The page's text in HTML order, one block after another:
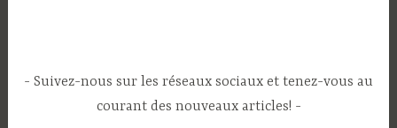
Suivez-nous sur les réseaux sociaux et tenez-vous au
courant des nouveaux articles!